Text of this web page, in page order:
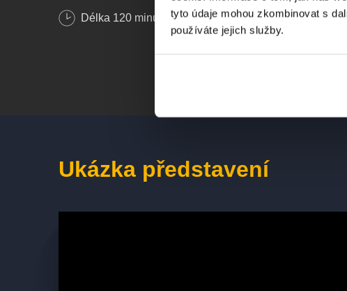
tyto údaje mohou zkombinovat s
používáte jejich služby.
her nebo scénářů k filmům.
Krchovová, J. Bláha, M. Košan nebo P. Kubišta, J. Škvrna
Délka 120 minut
Ukázka představení